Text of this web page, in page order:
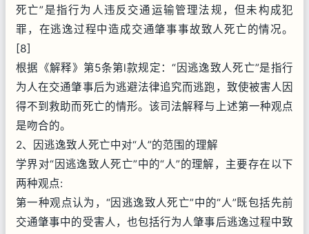
死亡”是指行为人违反交通运输管理法规，但未构成犯
罪，在逃逸过程中造成交通肇事事故致人死亡的情况。
[8]
根据《解释》第5条第l款规定：“因逃逸致人死亡”是指行
为人在交通肇事后为逃避法律追究而逃跑，致使被害人因
得不到救助而死亡的情形。该司法解释与上述第一种观点
是吻合的。
2、因逃逸致人死亡中对“人”的范围的理解
学界对“因逃逸致人死亡”中的“人”的理解，主要存在以下
两种观点:
第一种观点认为，“因逃逸致人死亡”中的“人”既包括先前
交通肇事中的受害人，也包括行为人肇事后逃逸过程中致